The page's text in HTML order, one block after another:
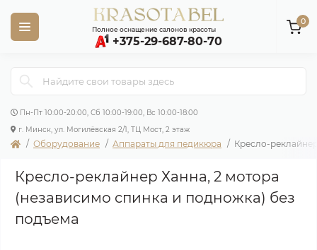
+375-29-687-80-70
Полное оснащение салонов красоты
Пн-Пт 10:00-20:00, Сб 10:00-19:00, Вс 10:00-18:00
г. Минск, ул. Могилёвская 2/1, ТЦ Мост, 2 этаж
0
Оборудование Аппараты для педикюра Кресло-
Кресло-реклайнер Ханна, 2 мотора
(независимо спинка и подножка) без
подъема